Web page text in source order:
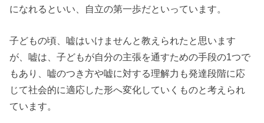
になれるといい、自立の第一歩だといっています。
子どもの頃、嘘はいけませんと教えられたと思います
が、嘘は、子どもが自分の主張を通すための手段の1つで
もあり、嘘のつき方や嘘に対する理解力も発達段階に応
じて社会的に適応した形へ変化していくものと考えられ
ています。